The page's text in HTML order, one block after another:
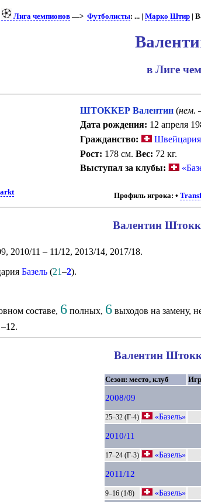
Лига чемпионов—> Футболисты: ... | Марко Штир|
в Лиге
ШТОККЕР Валентин(нем.
Дата рождения: 12 апреля
Гражданство:
Швейцария
Рост: 178 см. Вес: 72 кг.
Выступал за клубы:
Профиль игрока: •
Валентин
2010/11 – 11/12, 2013/14, 2017/18.
Базель(21–2).
составе, 6полных, 6выходов на замену,
Валентин
Сезон: место, клуб
2008/09
25–32 (Г-4) «Базель»
2010/11
17–24 (Г-3) «Базель»
2011/12
9–16 (1/8) «Базель»